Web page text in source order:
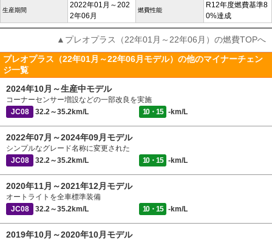
生産期間
2022年01月～202
2年06月
燃費性能
R12年度燃費基準8
0%達成
▲プレオプラス（22年01月～22年06月）の燃費TOPへ
プレオプラス（22年01月～22年06月モデル）の他のマイナーチェン
ジ一覧
2024年10月～生産中モデル
コーナーセンサー増設などの一部改良を実施
JC08
32.2～35.2km/L 10・15 -km/L
2022年07月～2024年09月モデル
シンプルなグレード名称に変更された
JC08
32.2～35.2km/L 10・15 -km/L
2020年11月～2021年12月モデル
オートライトを全車標準装備
JC08
32.2～35.2km/L 10・15 -km/L
2019年10月～2020年10月モデル